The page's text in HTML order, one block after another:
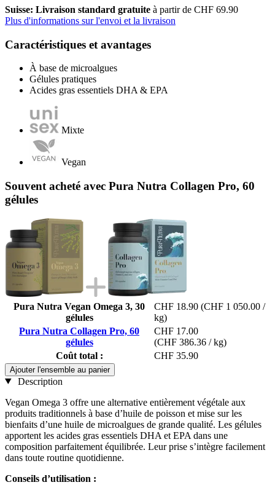
Suisse: Livraison standard gratuite à partir de CHF 69.90
Plus d'informations sur l'envoi et la livraison
Caractéristiques et avantages
À base de microalgues
Gélules pratiques
Acides gras essentiels DHA & EPA
Mixte
Vegan
Souvent acheté avec Pura Nutra Collagen Pro, 60
gélules
Pura Nutra Vegan Omega 3, 30
gélules
CHF 18.90 (CHF 1 050.00 /
kg)
Pura Nutra Collagen Pro, 60
gélules
CHF 17.00
(CHF 386.36 / kg)
Coût total :
CHF 35.90
Ajouter l'ensemble au panier
Description
Vegan Omega 3 offre une alternative entièrement végétale aux
produits traditionnels à base d’huile de poisson et mise sur les
bienfaits d’une huile de microalgues de grande qualité. Les gélules
apportent les acides gras essentiels DHA et EPA dans une
composition parfaitement équilibrée. Leur prise s’intègre facilement
dans toute routine quotidienne.
Conseils d’utilisation :